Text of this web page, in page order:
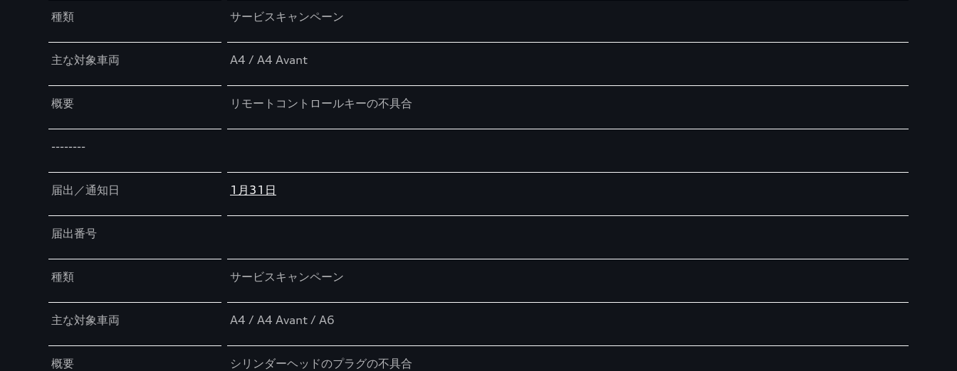
種類 サービスキャンペーン
主な対象車両 A4 / A4 Avant
概要 リモートコントロールキーの不具合
--------
届出／通知日 1月31日
届出番号
種類 サービスキャンペーン
主な対象車両 A4 / A4 Avant / A6
概要 シリンダーヘッドのプラグの不具合